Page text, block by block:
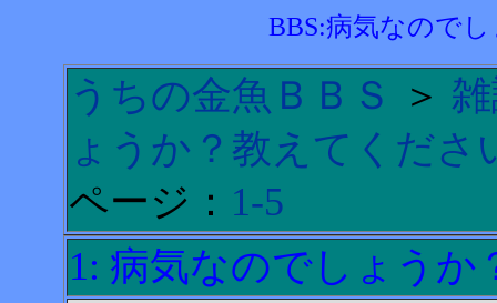
BBS:病気なので
うちの金魚ＢＢＳ ＞
ょうか？教えてくださ
ページ： 1-5
1: 病気なのでしょうか